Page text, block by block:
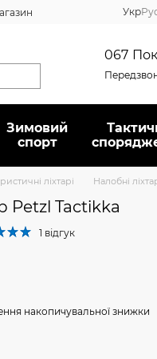
Укр
067
Зимовий
спорт
ліхтарі Налобні
Petzl Tactikka
1 відгук
накопичувальної знижки